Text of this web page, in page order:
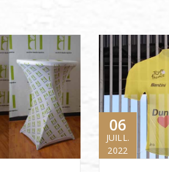
06
JUILL.
2022